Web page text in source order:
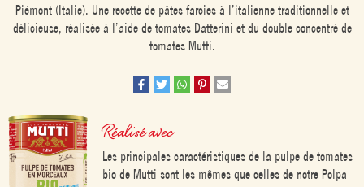
Piémont (Italie). Une recette de pâtes farcies à l’italienne traditionnelle et
délicieuse, réalisée à l’aide de tomates Datterini et du double concentré de
tomates Mutti.
Réalisé avec
Les principales caractéristiques de la pulpe de tomates
bio de Mutti sont les mêmes que celles de notre Polpa